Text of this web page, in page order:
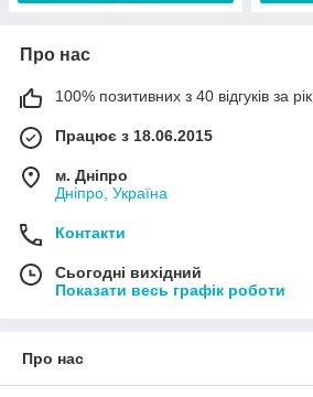
Про нас
100% позитивних з 40 відгуків за рік
Працює з 18.06.2015
м. Дніпро
Дніпро, Україна
Контакти
Сьогодні вихідний
Показати весь графік роботи
Про нас